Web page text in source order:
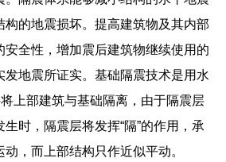
构的地震损坏。提高建筑物及其内部
安全性，增加震后建筑物继续使用的
发地震所证实。基础隔震技术是用水
上部建筑与基础隔离，由于隔震层
时，隔震层将发挥“隔”的作用，承
，而上部结构只作近似平动。